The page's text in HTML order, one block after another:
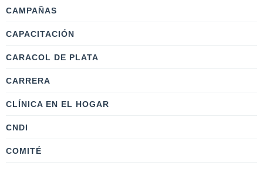
CAMPAÑAS
CAPACITACIÓN
CARACOL DE PLATA
CARRERA
CLÍNICA EN EL HOGAR
CNDI
COMITÉ